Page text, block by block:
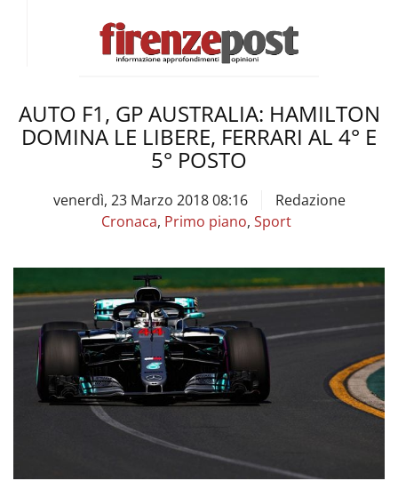
AUTO F1, GP AUSTRALIA: HAMILTON
DOMINA LE LIBERE, FERRARI AL 4° E
5° POSTO
venerdì, 23 Marzo 2018 08:16
Redazione
Cronaca, Primo piano, Sport